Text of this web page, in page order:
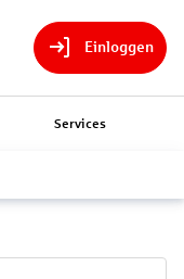
Einloggen
Services